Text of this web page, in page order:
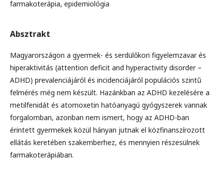
farmakoterápia, epidemiológia
Absztrakt
Magyarországon a gyermek- és serdülőkori figyelemzavar és
hiperaktivitás (attention deficit and hyperactivity disorder –
ADHD) prevalenciájáról és incidenciájáról populációs szintű
felmérés még nem készült. Hazánkban az ADHD kezelésére a
metilfenidát és atomoxetin hatóanyagú gyógyszerek vannak
forgalomban, azonban nem ismert, hogy az ADHD-ban
érintett gyermekek közül hányan jutnak el közfinanszírozott
ellátás keretében szakemberhez, és mennyien részesülnek
farmakoterápiában.